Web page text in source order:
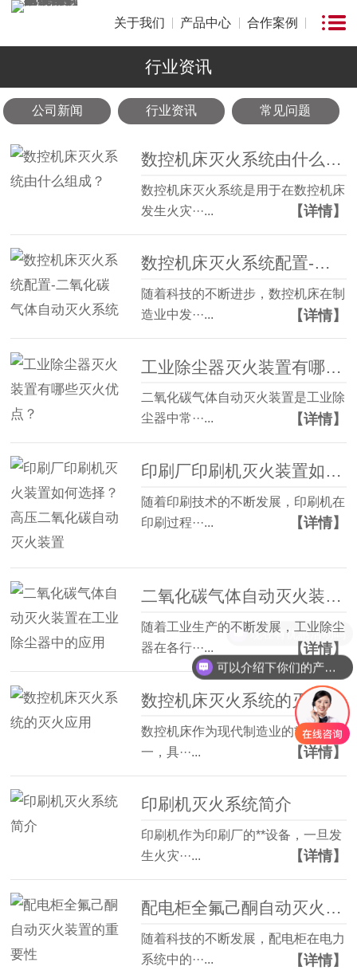
关于我们 产品中心 合作案例
行业资讯
公司新闻 行业资讯 常见问题
数控机床灭火系统由什么组成？
数控机床灭火系统是用于在数控机床
发生火灾···...
【详情】
数控机床灭火系统配置-二氧化碳气体自动灭火系统
随着科技的不断进步，数控机床在制
造业中发···...
【详情】
工业除尘器灭火装置有哪些灭火优点？
二氧化碳气体自动灭火装置是工业除
尘器中常···...
【详情】
印刷厂印刷机灭火装置如何选择？高压二氧化碳自动灭火装置
随着印刷技术的不断发展，印刷机在
印刷过程···...
【详情】
二氧化碳气体自动灭火装置在工业除尘器中的应用
随着工业生产的不断发展，工业除尘
器在各行···...
【详情】
数控机床灭火系统的灭火应用
数控机床作为现代制造业的**设备之
一，具···...
【详情】
印刷机灭火系统简介
印刷机作为印刷厂的**设备，一旦发
生火灾···...
【详情】
配电柜全氟己酮自动灭火装置的重要性
随着科技的不断发展，配电柜在电力
系统中的···...
【详情】
可以介绍下你们的产品么
现在有优惠活动吗